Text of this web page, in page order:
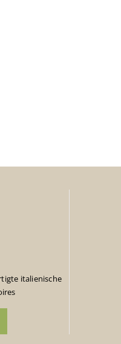
italienische